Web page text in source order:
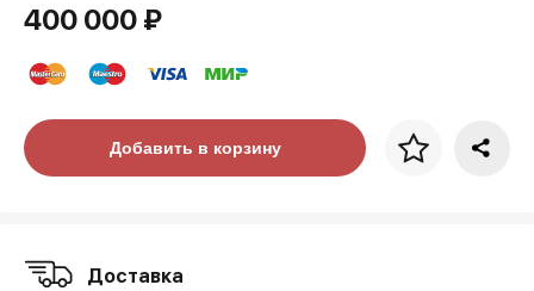
400 000 ₽
Цена за багетДобавить в корзину
Доставка